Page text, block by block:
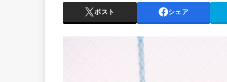
ポスト シェア